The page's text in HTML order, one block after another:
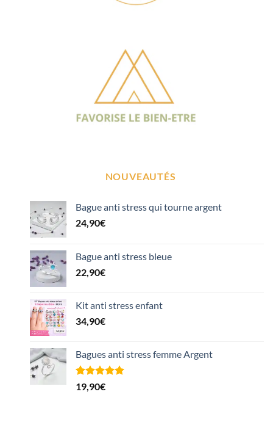
NOUVEAUTÉS
Bague anti stress qui tourne argent
24,90€
Bague anti stress bleue
22,90€
Kit anti stress enfant
34,90€
Bagues anti stress femme Argent
Noté5.00
sur 5 basé
1
19,90€